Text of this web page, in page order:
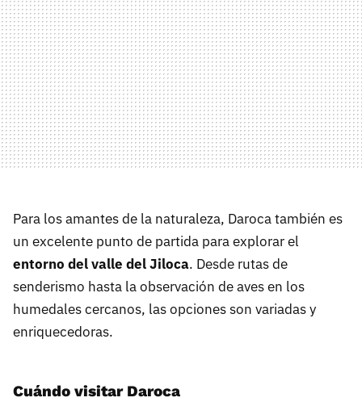
Para los amantes de la naturaleza, Daroca también es
un excelente punto de partida para explorar el
entorno del valle del Jiloca. Desde rutas de
senderismo hasta la observación de aves en los
humedales cercanos, las opciones son variadas y
enriquecedoras.
Cuándo visitar Daroca